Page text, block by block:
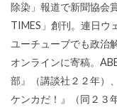
除染」報道で新聞協会
TIMES」創刊。連日ウ
ユーチューブでも政治
オンラインに寄稿。
部』（講談社２２年）
ケンカだ！』（同２３年